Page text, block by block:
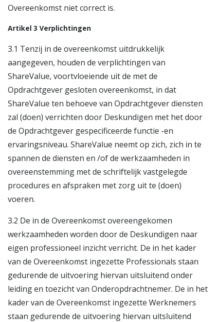
Overeenkomst niet correct is.
Artikel 3 Verplichtingen
3.1 Tenzij in de overeenkomst uitdrukkelijk
aangegeven, houden de verplichtingen van
ShareValue, voortvloeiende uit de met de
Opdrachtgever gesloten overeenkomst, in dat
ShareValue ten behoeve van Opdrachtgever diensten
zal (doen) verrichten door Deskundigen met het door
de Opdrachtgever gespecificeerde functie -en
ervaringsniveau. ShareValue neemt op zich, zich in te
spannen de diensten en /of de werkzaamheden in
overeenstemming met de schriftelijk vastgelegde
procedures en afspraken met zorg uit te (doen)
voeren.
3.2 De in de Overeenkomst overeengekomen
werkzaamheden worden door de Deskundigen naar
eigen professioneel inzicht verricht. De in het kader
van de Overeenkomst ingezette Professionals staan
gedurende de uitvoering hiervan uitsluitend onder
leiding en toezicht van Onderopdrachtnemer. De in het
kader van de Overeenkomst ingezette Werknemers
staan gedurende de uitvoering hiervan uitsluitend